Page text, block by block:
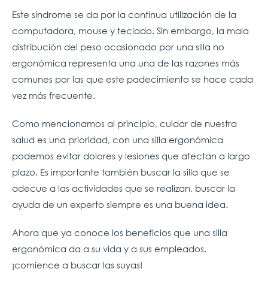
Este síndrome se da por la continua utilización de la
computadora, mouse y teclado. Sin embargo, la mala
distribución del peso ocasionado por una silla no
ergonómica representa una una de las razones más
comunes por las que este padecimiento se hace cada
vez más frecuente.
Como mencionamos al principio, cuidar de nuestra
salud es una prioridad, con una silla ergonómica
podemos evitar dolores y lesiones que afectan a largo
plazo. Es importante también buscar la silla que se
adecue a las actividades que se realizan, buscar la
ayuda de un experto siempre es una buena idea.
Ahora que ya conoce los beneficios que una silla
ergonómica da a su vida y a sus empleados.
¡comience a buscar las suyas!